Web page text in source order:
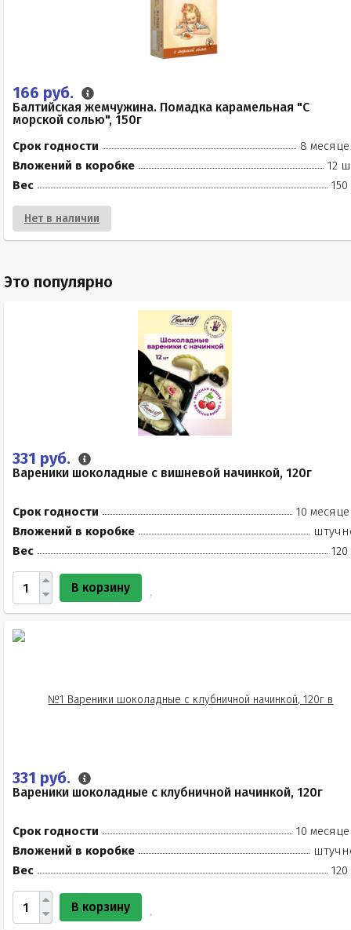
166 руб.
Балтийская жемчужина. Помадка карамельная "С
морской солью", 150г
Срок годности
8
Вложений в коробке
12
Вес
150
Нет в наличии
Это популярно
331 руб.
Вареники шоколадные с вишневой начинкой, 120г
Срок годности
10
Вложений в коробке
Вес
120
В корзину
331 руб.
Вареники шоколадные с клубничной начинкой, 120г
Срок годности
10
Вложений в коробке
Вес
120
В корзину